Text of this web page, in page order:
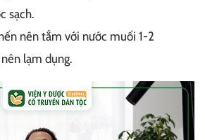
sạch.
nên tắm với nước muối 1-2
lạm dụng.